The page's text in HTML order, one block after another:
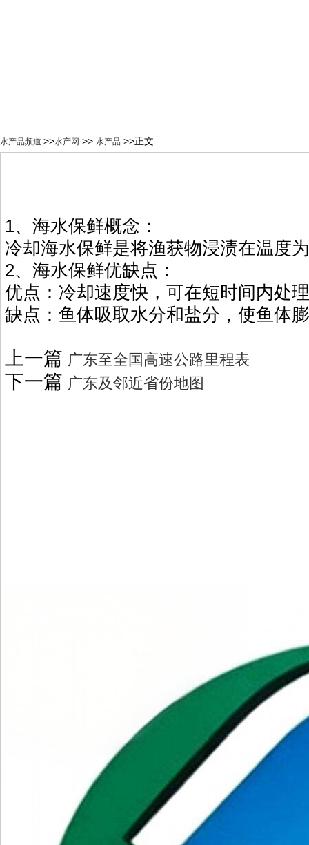
水产品频道 >>水产网 >> 水产品 >>正文
1、海水保鲜概念：
冷却海水保鲜是将渔获物浸渍在温度
2、海水保鲜优缺点：
优点：冷却速度快，可在短时间内处
缺点：鱼体吸取水分和盐分，使鱼体
上一篇 广东至全国高速公路里程表
下一篇 广东及邻近省份地图